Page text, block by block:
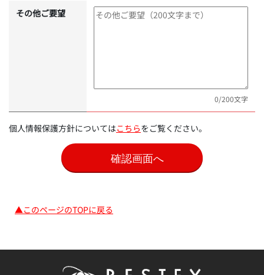
その他ご要望
0/200文字
個人情報保護方針についてはこちらをご覧ください。
▲このページのTOPに戻る